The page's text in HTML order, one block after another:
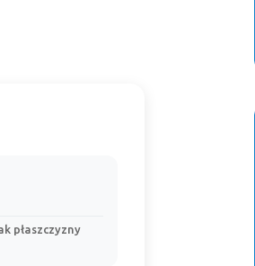
płaszczyzny